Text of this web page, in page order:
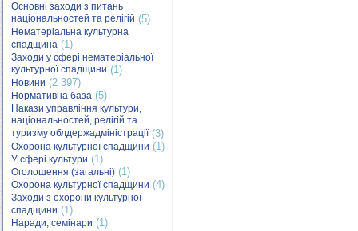
Основні заходи з питань
національностей та релігій (5)
Нематеріальна культурна
спадщина (1)
Заходи у сфері нематеріальної
культурної спадщини (1)
Новини (2 397)
Нормативна база (5)
Накази управління культури,
національностей, релігій та
туризму облдержадміністрації(3)
Охорона культурної спадщини (1)
У сфері культури (1)
Оголошення (загальні) (1)
Охорона культурної спадщини (4)
Заходи з охорони культурної
спадщини (1)
Наради, семінари (1)